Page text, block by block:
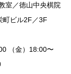
室／徳山中央棋院
町ビル2F／3F
（金）18:00〜